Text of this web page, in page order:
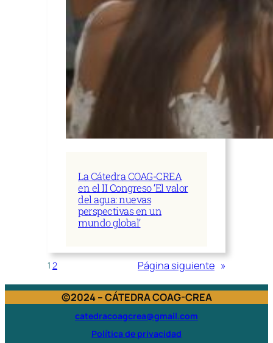
La Cátedra COAG-CREA
en el II Congreso ‘El valor
del agua: nuevas
perspectivas en un
mundo global’
1 2 Página siguiente »
©2024 – CÁTEDRA COAG-CREA
catedracoagcrea@gmail.com
Política de privacidad